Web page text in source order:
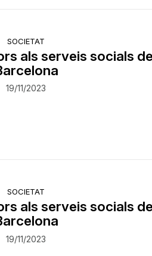
SOCIETAT
als serveis socials
19/11/2023
SOCIETAT
als serveis socials
19/11/2023